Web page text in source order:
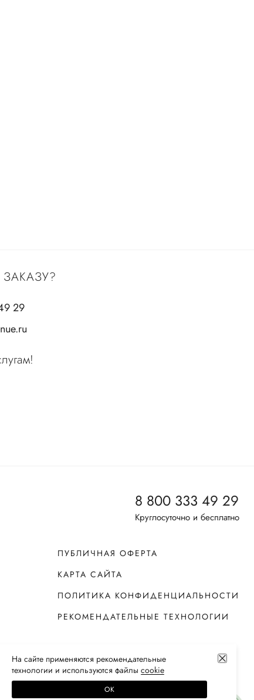
29
8 800 333 49 29
Круглосуточно и бесплатно
ПУБЛИЧНАЯ ОФЕРТА
КАРТА САЙТА
ПОЛИТИКА КОНФИДЕНЦИАЛЬНОСТИ
РЕКОМЕНДАТЕЛЬНЫЕ ТЕХНОЛОГИИ
На сайте применяются рекомендательные
технологии и используются файлы сооkiе
ОК